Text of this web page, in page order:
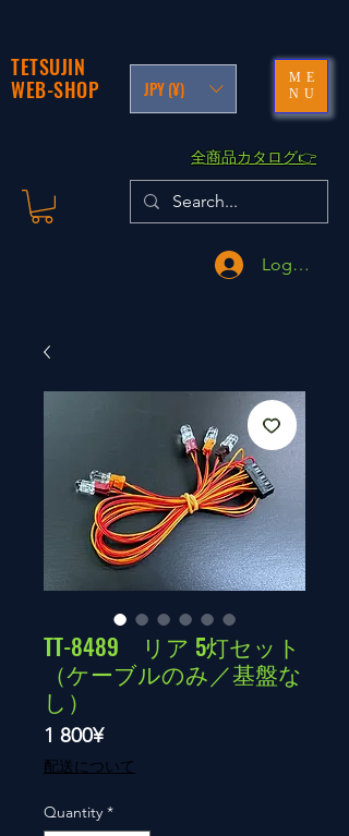
TETSUJIN
WEB-SHOP
JPY (¥)
ME
NU
​全商品カタログ👉
Logga in
TT-8489 リア 5灯セット
（ケーブルのみ／基盤な
し）
1 800¥Price
配送について
Quantity *